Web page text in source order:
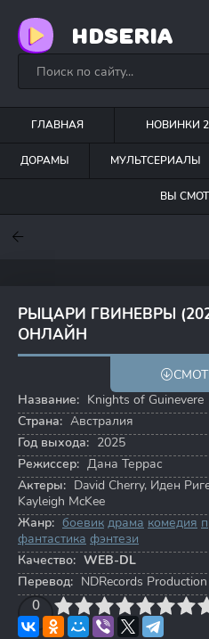
HDSERIA
ГЛАВНАЯ НОВИНКИ
ДОРАМЫ МУЛЬТСЕРИАЛЫ
ВЫ
РЫЦАРИ ГВИНЕВРЫ
ОНЛАЙН
Название: Knights of Guinevere
Страна: Австралия
Год выхода: 2025
Режиссер: Дана Террас
Актеры: David Cherry, Иден
Kayleigh McKee
Жанр: боевик драма комедия
фантастика фэнтези
Качество: WEB-DL
Перевод: NDRecords Production
0
4 6 7 8 9 10